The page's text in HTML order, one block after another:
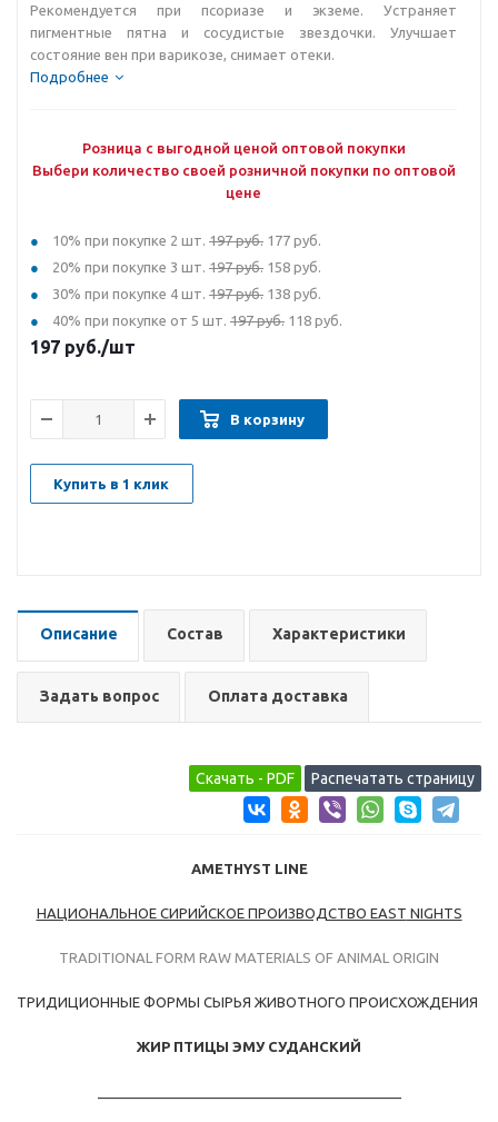
Рекомендуется при псориазе и экземе. Устраняет
пигментные пятна и сосудистые звездочки. Улучшает
состояние вен при варикозе, снимает отеки.
Подробнее
Розница с выгодной ценой оптовой покупки
Выбери количество своей розничной покупки по оптовой
цене
10% при покупке 2 шт. 197 руб. 177 руб.
20% при покупке 3 шт. 197 руб. 158 руб.
30% при покупке 4 шт. 197 руб. 138 руб.
40% при покупке от 5 шт. 197 руб. 118 руб.
197 руб./шт
В корзину
Купить в 1 клик
Описание Состав Характеристики
Задать вопрос Оплата доставка
AMETHYST LINE
НАЦИОНАЛЬНОЕ СИРИЙСКОЕ ПРОИЗВОДСТВО EAST NIGHTS
TRADITIONAL FORM RAW MATERIALS OF ANIMAL ORIGIN
ТРИДИЦИОННЫЕ ФОРМЫ СЫРЬЯ ЖИВОТНОГО ПРОИСХОЖДЕНИЯ
ЖИР ПТИЦЫ ЭМУ СУДАНСКИЙ